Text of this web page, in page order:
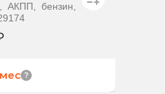
АКПП, бензин,